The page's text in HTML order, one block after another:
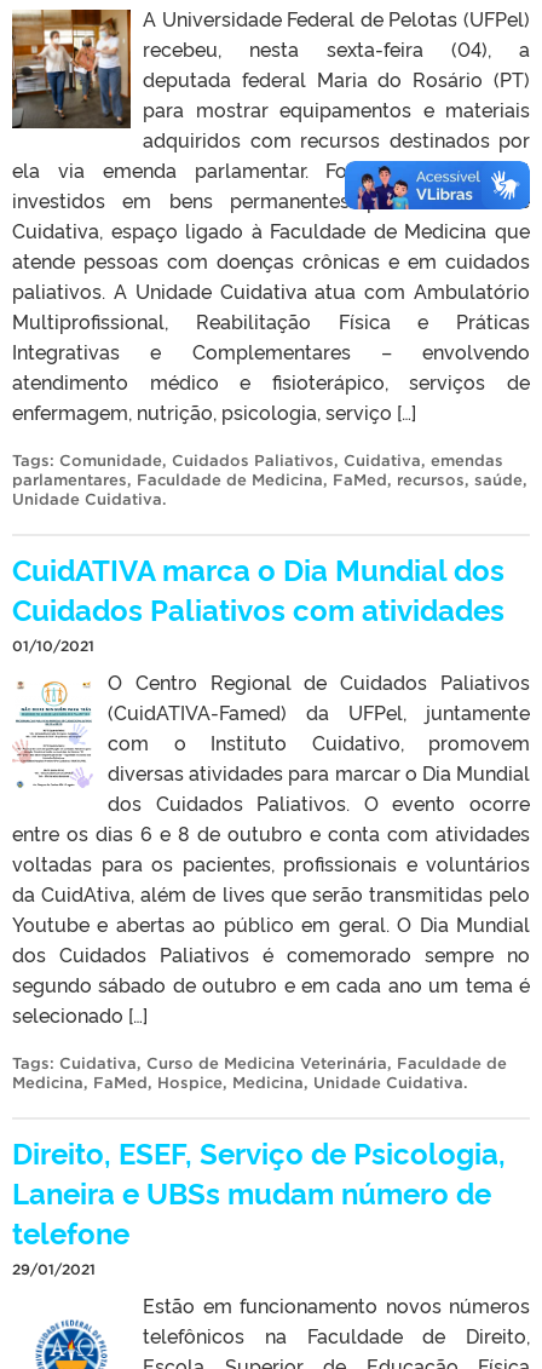
A Universidade Federal de Pelotas (UFPel)
recebeu, nesta sexta-feira (04), a
deputada federal Maria do Rosário (PT)
para mostrar equipamentos e materiais
adquiridos com recursos destinados por
ela via emenda parlamentar. Foram R$ 200 mil
investidos em bens permanentes para a Unidade
Cuidativa, espaço ligado à Faculdade de Medicina que
atende pessoas com doenças crônicas e em cuidados
paliativos. A Unidade Cuidativa atua com Ambulatório
Multiprofissional, Reabilitação Física e Práticas
Integrativas e Complementares – envolvendo
atendimento médico e fisioterápico, serviços de
enfermagem, nutrição, psicologia, serviço […]
Tags: Comunidade, Cuidados Paliativos, Cuidativa, emendas
parlamentares, Faculdade de Medicina, FaMed, recursos, saúde,
Unidade Cuidativa.
CuidATIVA marca o Dia Mundial dos
Cuidados Paliativos com atividades
01/10/2021
O Centro Regional de Cuidados Paliativos
(CuidATIVA-Famed) da UFPel, juntamente
com o Instituto Cuidativo, promovem
diversas atividades para marcar o Dia Mundial
dos Cuidados Paliativos. O evento ocorre
entre os dias 6 e 8 de outubro e conta com atividades
voltadas para os pacientes, profissionais e voluntários
da CuidAtiva, além de lives que serão transmitidas pelo
Youtube e abertas ao público em geral. O Dia Mundial
dos Cuidados Paliativos é comemorado sempre no
segundo sábado de outubro e em cada ano um tema é
selecionado […]
Tags: Cuidativa, Curso de Medicina Veterinária, Faculdade de
Medicina, FaMed, Hospice, Medicina, Unidade Cuidativa.
Direito, ESEF, Serviço de Psicologia,
Laneira e UBSs mudam número de
telefone
29/01/2021
Estão em funcionamento novos números
telefônicos na Faculdade de Direito,